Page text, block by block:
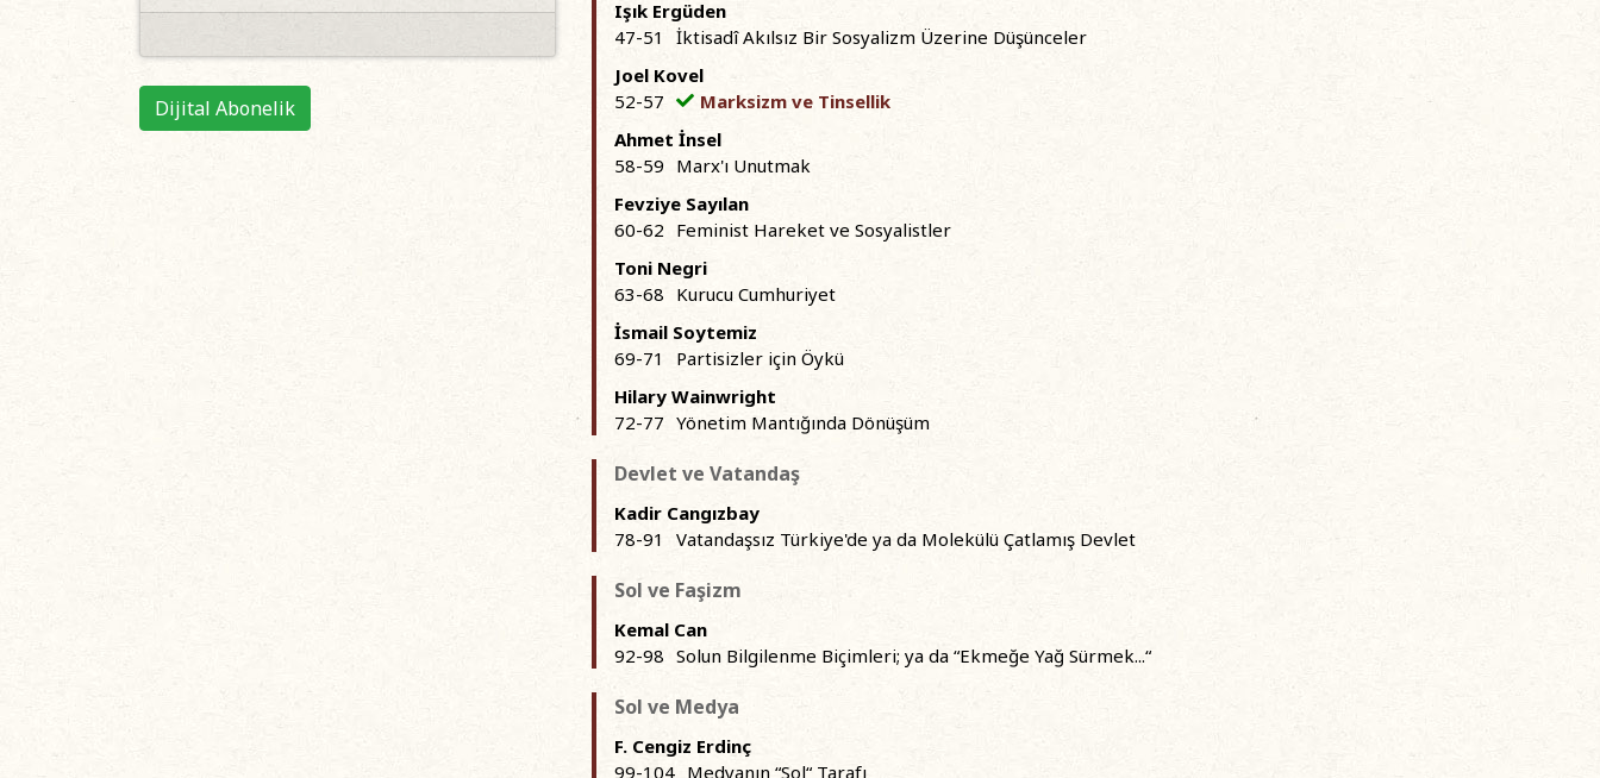
Dijital Abonelik
Işık Ergüden
47-51
İktisadî Akılsız Bir Sosyalizm Üzerine Düşünceler
Joel Kovel
52-57
Marksizm ve Tinsellik
Ahmet İnsel
58-59 Marx'ı Unutmak
Fevziye Sayılan
60-62 Feminist Hareket ve Sosyalistler
Toni Negri
63-68 Kurucu Cumhuriyet
İsmail Soytemiz
69-71
Partisizler için Öykü
Hilary Wainwright
72-77 Yönetim Mantığında Dönüşüm
Devlet ve Vatandaş
Kadir Cangızbay
78-91
Vatandaşsız Türkiye'de ya da Molekülü Çatlamış Devlet
Sol ve Faşizm
Kemal Can
92-98 Solun Bilgilenme Biçimleri; ya da “Ekmeğe Yağ Sürmek...“
Sol ve Medya
F. Cengiz Erdinç
99-104 Medyanın “Sol“ Tarafı